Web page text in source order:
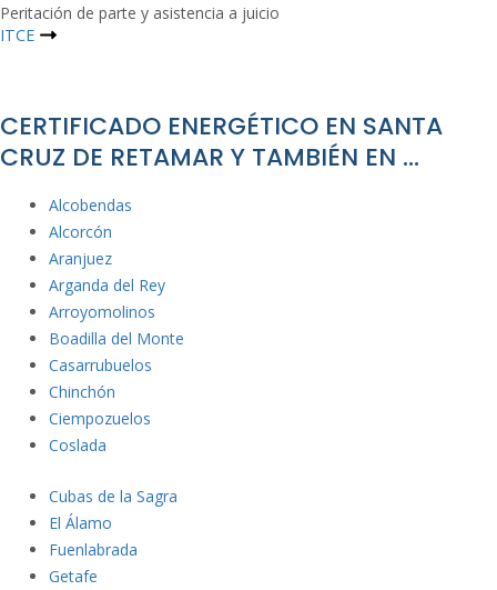
Peritación de parte y asistencia a juicio
ITCE
CERTIFICADO ENERGÉTICO EN SANTA
CRUZ DE RETAMAR Y TAMBIÉN EN …
Alcobendas
Alcorcón
Aranjuez
Arganda del Rey
Arroyomolinos
Boadilla del Monte
Casarrubuelos
Chinchón
Ciempozuelos
Coslada
Cubas de la Sagra
El Álamo
Fuenlabrada
Getafe